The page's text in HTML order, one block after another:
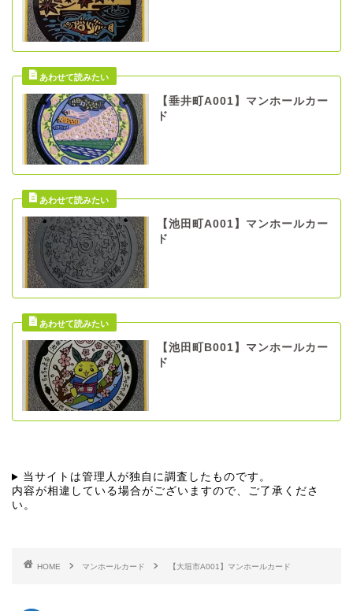
【垂井町A001】マンホールカー
ド
【池田町A001】マンホールカー
ド
【池田町B001】マンホールカー
ド
当サイトは管理人が独自に調査したものです。
内容が相違している場合がございますので、ご了承くださ
い。
HOME マンホールカード 【大垣市A001】マンホールカード